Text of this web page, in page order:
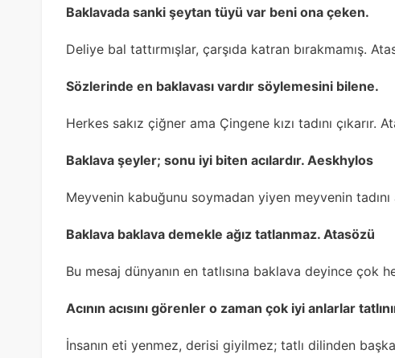
Baklavada sanki şeytan tüyü var beni ona çeken.
Deliye bal tattırmışlar, çarşıda katran bırakmamış.
Sözlerinde en baklavası vardır söylemesini bilene.
Herkes sakız çiğner ama Çingene kızı tadını çıkarır.
Baklava şeyler; sonu iyi biten acılardır. Aeskhylos
Meyvenin kabuğunu soymadan yiyen meyvenin tadını
Baklava baklava demekle ağız tatlanmaz. Atasözü
Bu mesaj dünyanın en tatlısına baklava deyince çok
Acının acısını görenler o zaman çok iyi anlarlar
İnsanın eti yenmez, derisi giyilmez; tatlı dilinden